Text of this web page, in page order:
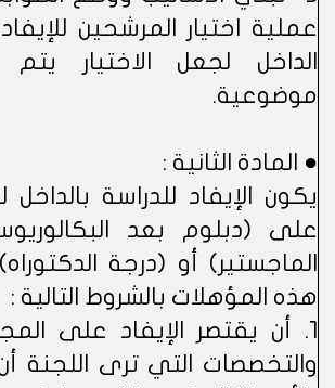
عملية اختيار المرشحين
الداخل لجعل الاختيار
موضوعية.
● المادة الثانية :
يكون الإيفاد للدراسة
على (دبلوم بعد
الماجستير) أو (درجة
هذه المؤهلات بالشروط التالية :
1. أن يقتصر الإيفاد على
والتخصصات التي ترى اللجنة